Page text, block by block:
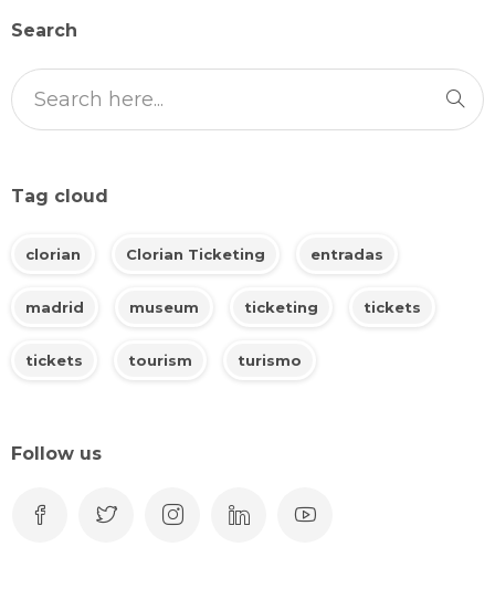
Search
Tag cloud
clorian Clorian Ticketing entradas
madrid museum ticketing tickets
tickets tourism turismo
Follow us